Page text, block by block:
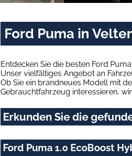
Ford Puma in
Entdecken Sie die besten Ford
Unser vielfältiges Angebot an
Ob Sie ein brandneues Modell mit
Gebrauchtfahrzeug interessieren,
Erkunden Sie die
Ford Puma 1.0 EcoBoost